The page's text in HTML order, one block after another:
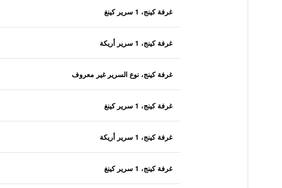
غرفة كينج، 1 سرير كينغ
غرفة كينج، 1 سرير أريكة
غرفة كينج، نوع السرير غير معروف
غرفة كينج، 1 سرير كينغ
غرفة كينج، 1 سرير أريكة
غرفة كينج، 1 سرير كينغ